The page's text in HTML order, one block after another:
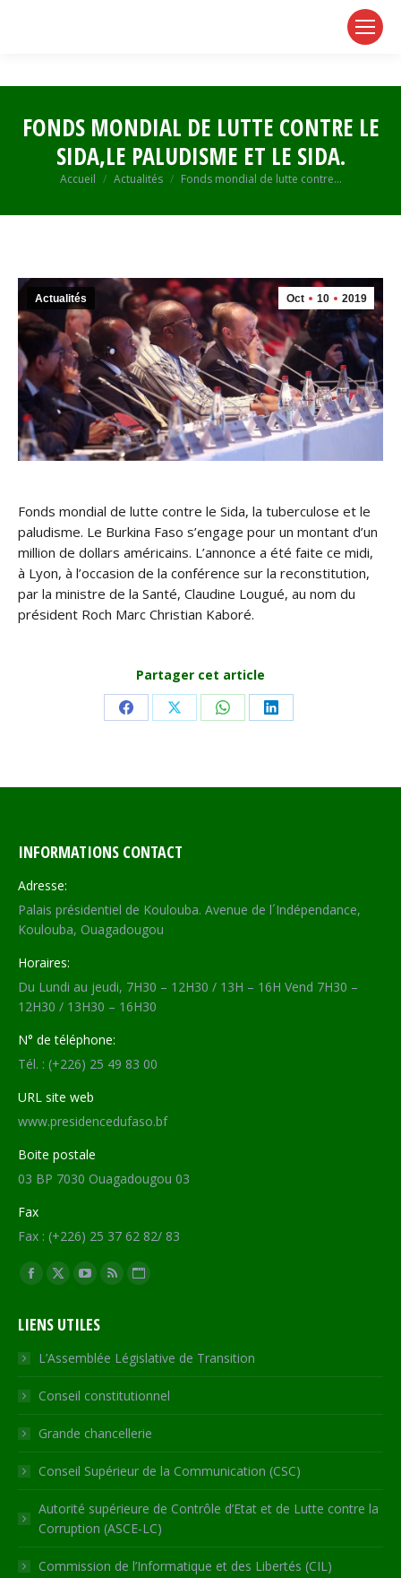
FONDS MONDIAL DE LUTTE CONTRE LE
SIDA,LE PALUDISME ET LE SIDA.
Vous êtes ici :
Accueil Actualités Fonds mondial de lutte contre…
Oct 10 2019
Actualités
Fonds mondial de lutte contre le Sida, la tuberculose et le
paludisme. Le Burkina Faso s’engage pour un montant d’un
million de dollars américains. L’annonce a été faite ce midi,
à Lyon, à l’occasion de la conférence sur la reconstitution,
par la ministre de la Santé, Claudine Lougué, au nom du
président Roch Marc Christian Kaboré.
Partager cet article
Share Share Share Share
INFORMATIONS CONTACT
Adresse:
Palais présidentiel de Koulouba. Avenue de l´Indépendance,
Koulouba, Ouagadougou
Horaires:
Du Lundi au jeudi, 7H30 – 12H30 / 13H – 16H Vend 7H30 –
12H30 / 13H30 – 16H30
N° de téléphone:
Tél. : (+226) 25 49 83 00
URL site web
www.presidencedufaso.bf
Boite postale
03 BP 7030 Ouagadougou 03
Fax
Fax : (+226) 25 37 62 82/ 83
Trouvez nous sur :
Facebook
opens
in
new
window
X
opens
in
new
window
YouTube
opens
in
new
window
RSS
in
new
window
Site
opens
in
new
LIENS UTILES
L’Assemblée Législative de Transition
Conseil constitutionnel
Grande chancellerie
Conseil Supérieur de la Communication (CSC)
Autorité supérieure de Contrôle d’Etat et de Lutte contre la
Corruption (ASCE-LC)
Commission de l’Informatique et des Libertés (CIL)